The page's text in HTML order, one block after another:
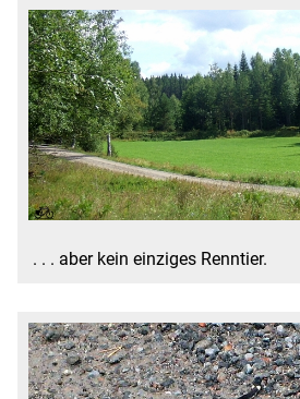
. . . aber kein einziges Renntier.